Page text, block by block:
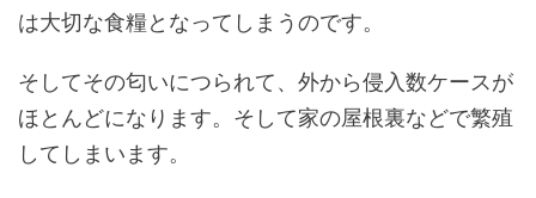
は大切な食糧となってしまうのです。
そしてその匂いにつられて、外から侵入数ケースが
ほとんどになります。そして家の屋根裏などで繁殖
してしまいます。